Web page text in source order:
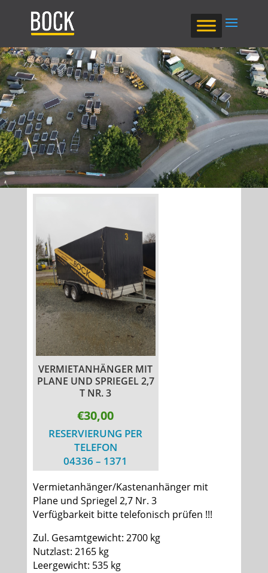
VERMIETANHÄNGER MIT
PLANE UND SPRIEGEL 2,7
T NR. 3
€30,00
RESERVIERUNG PER
TELEFON
04336 – 1371
Vermietanhänger/Kastenanhänger mit
Plane und Spriegel 2,7 Nr. 3
Verfügbarkeit bitte telefonisch prüfen !!!
Zul. Gesamtgewicht: 2700 kg
Nutzlast: 2165 kg
Leergewicht: 535 kg